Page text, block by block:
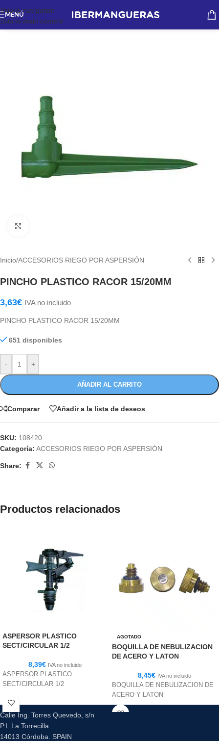
Skip to navigation
Skip to main content
MENÚ
Inicio/ACCESORIOS RIEGO POR ASPERSIÓN
PINCHO PLASTICO RACOR 15/20MM
3,63€ IVA no incluido
PINCHO PLASTICO RACOR 15/20MM
651 disponibles
- +
AÑADIR AL CARRITO
Comparar Añadir a la lista de deseos
SKU: 108420
Categoría: ACCESORIOS RIEGO POR ASPERSIÓN
Share:
Productos relacionados
ASPERSOR PLASTICO
SECT/CIRCULAR 1/2
8,39€ IVA no incluido
ASPERSOR PLASTICO
SECT/CIRCULAR 1/2
AGOTADO
BOQUILLA DE NEBULIZACION
DE ACERO Y LATON
8,45€ IVA no incluido
BOQUILLA DE NEBULIZACION DE
ACERO Y LATON
Calle Ing. Torres Quevedo, s/n
P.I. La Torrecilla
14013 Córdoba. SPAIN